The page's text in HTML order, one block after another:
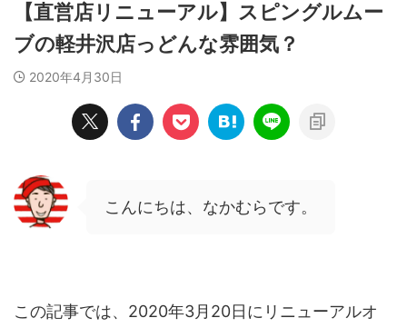
【直営店リニューアル】スピングルムー
ブの軽井沢店っどんな雰囲気？
2020年4月30日
こんにちは、なかむらです。
この記事では、2020年3月20日にリニューアルオ